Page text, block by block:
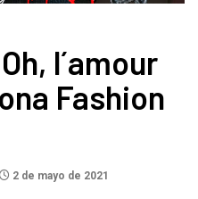
l´amour
Fashion
2 de mayo de 2021